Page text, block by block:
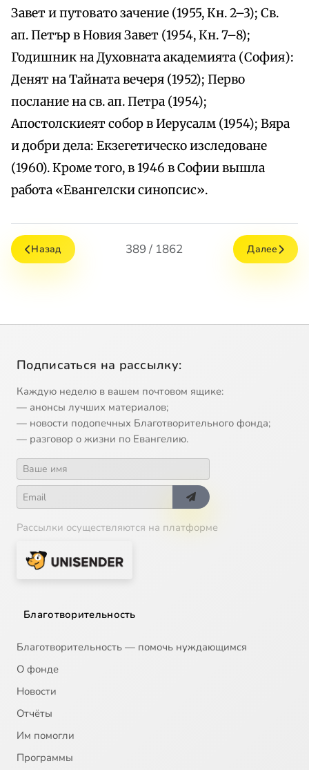
Завет и путовато зачение (1955, Кн. 2–3); Св.
ап. Петър в Новия Завет (1954, Кн. 7–8);
Годишник на Духовната академията (София):
Денят на Тайната вечеря (1952); Перво
послание на св. ап. Петра (1954);
Апостолскиеят собор в Иерусалм (1954); Вяра
и добри дела: Екзегетическо изследоване
(1960). Кроме того, в 1946 в Софии вышла
работа «Евангелски синопсис».
Назад 389 / 1862 Далее
Подписаться на рассылку:
Каждую неделю в вашем почтовом ящике:
— анонсы лучших материалов;
— новости подопечных Благотворительного фонда;
— разговор о жизни по Евангелию.
Рассылки осуществляются на платформе
Благотворительность
Благотворительность — помочь нуждающимся
О фонде
Новости
Отчёты
Им помогли
Программы